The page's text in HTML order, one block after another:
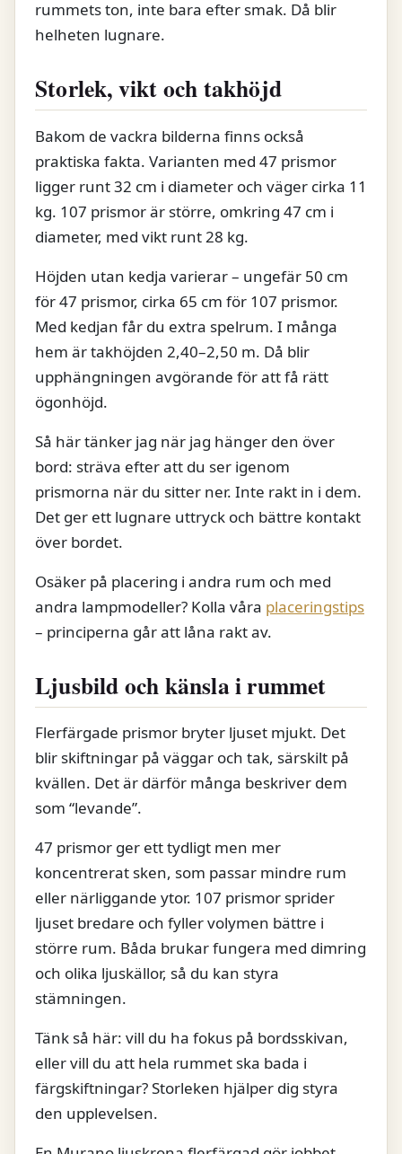
rummets ton, inte bara efter smak. Då blir
helheten lugnare.
Storlek, vikt och takhöjd
Bakom de vackra bilderna finns också
praktiska fakta. Varianten med 47 prismor
ligger runt 32 cm i diameter och väger cirka 11
kg. 107 prismor är större, omkring 47 cm i
diameter, med vikt runt 28 kg.
Höjden utan kedja varierar – ungefär 50 cm
för 47 prismor, cirka 65 cm för 107 prismor.
Med kedjan får du extra spelrum. I många
hem är takhöjden 2,40–2,50 m. Då blir
upphängningen avgörande för att få rätt
ögonhöjd.
Så här tänker jag när jag hänger den över
bord: sträva efter att du ser igenom
prismorna när du sitter ner. Inte rakt in i dem.
Det ger ett lugnare uttryck och bättre kontakt
över bordet.
Osäker på placering i andra rum och med
andra lampmodeller? Kolla våra placeringstips
– principerna går att låna rakt av.
Ljusbild och känsla i rummet
Flerfärgade prismor bryter ljuset mjukt. Det
blir skiftningar på väggar och tak, särskilt på
kvällen. Det är därför många beskriver dem
som “levande”.
47 prismor ger ett tydligt men mer
koncentrerat sken, som passar mindre rum
eller närliggande ytor. 107 prismor sprider
ljuset bredare och fyller volymen bättre i
större rum. Båda brukar fungera med dimring
och olika ljuskällor, så du kan styra
stämningen.
Tänk så här: vill du ha fokus på bordsskivan,
eller vill du att hela rummet ska bada i
färgskiftningar? Storleken hjälper dig styra
den upplevelsen.